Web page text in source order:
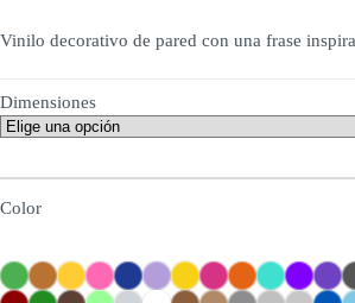
Vinilo decorativo de pared con una frase
Dimensiones
Color